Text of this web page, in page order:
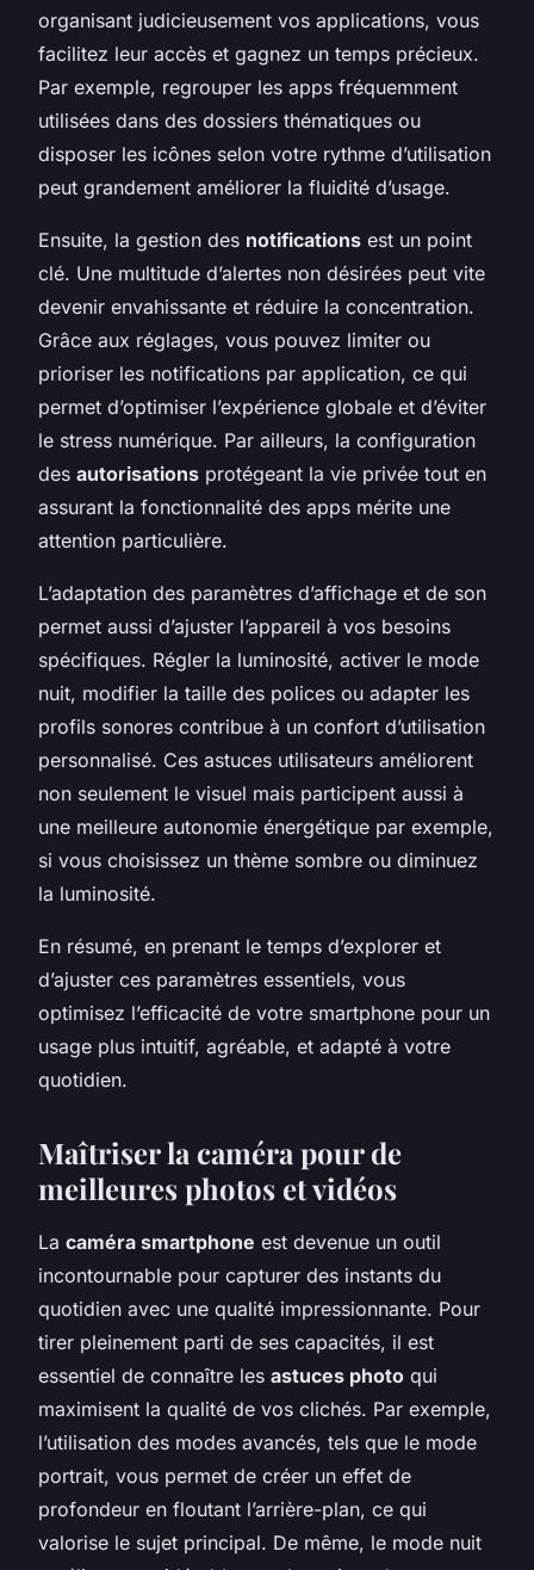
organisant judicieusement vos applications, vous
facilitez leur accès et gagnez un temps précieux.
Par exemple, regrouper les apps fréquemment
utilisées dans des dossiers thématiques ou
disposer les icônes selon votre rythme d’utilisation
peut grandement améliorer la fluidité d’usage.
Ensuite, la gestion des notifications est un point
clé. Une multitude d’alertes non désirées peut vite
devenir envahissante et réduire la concentration.
Grâce aux réglages, vous pouvez limiter ou
prioriser les notifications par application, ce qui
permet d’optimiser l’expérience globale et d’éviter
le stress numérique. Par ailleurs, la configuration
des autorisations protégeant la vie privée tout en
assurant la fonctionnalité des apps mérite une
attention particulière.
L’adaptation des paramètres d’affichage et de son
permet aussi d’ajuster l’appareil à vos besoins
spécifiques. Régler la luminosité, activer le mode
nuit, modifier la taille des polices ou adapter les
profils sonores contribue à un confort d’utilisation
personnalisé. Ces astuces utilisateurs améliorent
non seulement le visuel mais participent aussi à
une meilleure autonomie énergétique par exemple,
si vous choisissez un thème sombre ou diminuez
la luminosité.
En résumé, en prenant le temps d’explorer et
d’ajuster ces paramètres essentiels, vous
optimisez l’efficacité de votre smartphone pour un
usage plus intuitif, agréable, et adapté à votre
quotidien.
Maîtriser la caméra pour de
meilleures photos et vidéos
La caméra smartphone est devenue un outil
incontournable pour capturer des instants du
quotidien avec une qualité impressionnante. Pour
tirer pleinement parti de ses capacités, il est
essentiel de connaître les astuces photo qui
maximisent la qualité de vos clichés. Par exemple,
l’utilisation des modes avancés, tels que le mode
portrait, vous permet de créer un effet de
profondeur en floutant l’arrière-plan, ce qui
valorise le sujet principal. De même, le mode nuit